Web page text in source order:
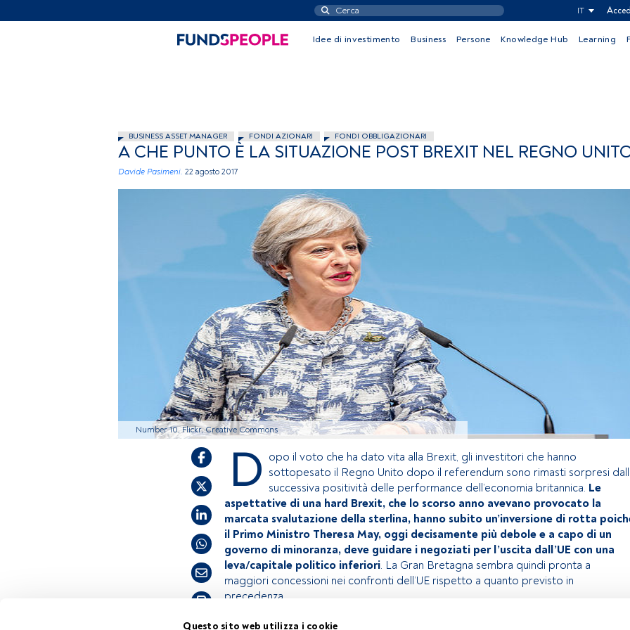
Questo sito web utilizza i cookie
IT
Idee di investimento Business Persone Knowledge Hub Learning
BUSINESS ASSET MANAGER FONDI AZIONARI FONDI OBBLIGAZIONARI
A CHE PUNTO È LA SITUAZIONE POST BREXIT NEL REGNO
Davide Pasimeni. 22 agosto 2017
Number 10, Flickr, Creative Commons
Tempo di lettura:4 min.
D opo il voto che ha dato vita alla Brexit, gli investitori che hanno
sottopesato il Regno Unito dopo il referendum sono rimasti sorpresi
successiva positività delle performance dell’economia britannica. Le
aspettative di una hard Brexit, che lo scorso anno avevano provocato la
marcata svalutazione della sterlina, hanno subito un’inversione di rotta
il Primo Ministro Theresa May, oggi decisamente più debole e a capo di un
governo di minoranza, deve guidare i negoziati per l’uscita dall’UE con una
leva/capitale politico inferiori. La Gran Bretagna sembra quindi pronta a
maggiori concessioni nei confronti dell’UE rispetto a quanto previsto in
precedenza.